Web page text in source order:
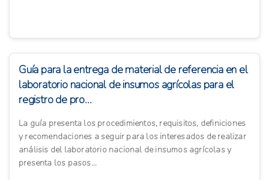
Guía para la entrega de material de referencia en el
laboratorio nacional de insumos agrícolas para el
registro de pro...
La guía presenta los procedimientos, requisitos, definiciones
y recomendaciones a seguir para los interesados de realizar
análisis del laboratorio nacional de insumos agrícolas y
presenta los pasos...